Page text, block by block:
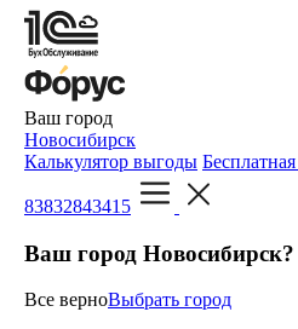
Ваш город
Новосибирск
Калькулятор выгоды
83832843415
Ваш город Новосибирск?
Все верноВыбрать город